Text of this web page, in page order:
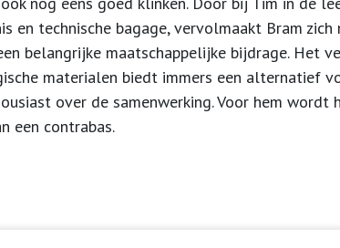
en technische bagage, vervolmaakt Bram
belangrijke maatschappelijke bijdrage. Het
materialen biedt immers een alternatief
over de samenwerking. Voor hem wordt
een contrabas.